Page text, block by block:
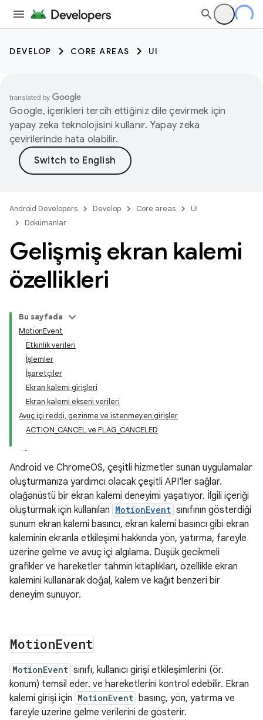
DEVELOP CORE AREAS UI
Google, içerikleri tercih ettiğiniz dile çevirmek için
yapay zeka teknolojisini kullanır. Yapay zeka
çevirilerinde hata olabilir.
Android Developers Develop Core areas
UI
Dokümanlar
Gelişmiş ekran kalemi
özellikleri
Bu sayfada
MotionEvent
Etkinlik verileri
İşlemler
İşaretçiler
Ekran kalemi girişleri
Ekran kalemi ekseni verileri
Avuç içi reddi, gezinme ve istenmeyen girişler
ACTION_CANCEL ve FLAG_CANCELED
Android ve ChromeOS, çeşitli hizmetler sunan uygulamalar
oluşturmanıza yardımcı olacak çeşitli API'ler sağlar.
olağanüstü bir ekran kalemi deneyimi yaşatıyor. İlgili içeriği
oluşturmak için kullanılan MotionEvent sınıfının gösterdiği
sunum ekran kalemi basıncı, ekran kalemi basıncı gibi ekran
kaleminin ekranla etkileşimi hakkında yön, yatırma, fareyle
üzerine gelme ve avuç içi algılama. Düşük gecikmeli
grafikler ve hareketler tahmin kitaplıkları, özellikle ekran
kalemini kullanarak doğal, kalem ve kağıt benzeri bir
deneyim sunuyor.
MotionEvent
MotionEvent sınıfı, kullanıcı girişi etkileşimlerini (ör.
konum) temsil eder. ve hareketlerini kontrol edebilir. Ekran
kalemi girişi için MotionEvent basınç, yön, yatırma ve
fareyle üzerine gelme verilerini de gösterir.